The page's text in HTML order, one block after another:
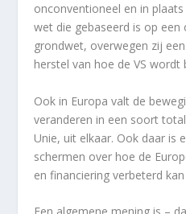
onconventioneel en in
wet die gebaseerd is op een
grondwet, overwegen zij
herstel van hoe de VS wordt
Ook in Europa valt de
veranderen in een soort
Unie, uit elkaar. Ook daar is
schermen over hoe de
en financiering verbeterd